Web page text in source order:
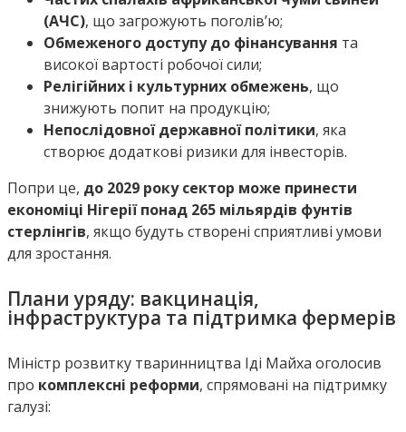
(АЧС), що загрожують поголів’ю;
Обмеженого доступу до фінансування та
високої вартості робочої сили;
Релігійних і культурних обмежень, що
знижують попит на продукцію;
Непослідовної державної політики, яка
створює додаткові ризики для інвесторів.
Попри це, до 2029 року сектор може принести
економіці Нігерії понад 265 мільярдів фунтів
стерлінгів, якщо будуть створені сприятливі умови
для зростання.
Плани уряду: вакцинація,
інфраструктура та підтримка фермерів
Міністр розвитку тваринництва Іді Майха оголосив
про комплексні реформи, спрямовані на підтримку
галузі: